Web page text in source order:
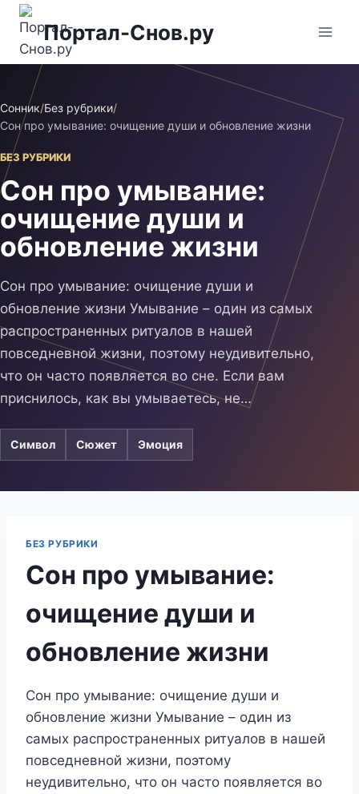
Перейти
содержимому
Портал-Снов.ру
Сонник/Без рубрики/
Сон про умывание: очищение души и обновление жизни
БЕЗ РУБРИКИ
Сон про умывание:
очищение души и
обновление жизни
Сон про умывание: очищение души и
обновление жизни Умывание – один из самых
распространенных ритуалов в нашей
повседневной жизни, поэтому неудивительно,
что он часто появляется во сне. Если вам
приснилось, как вы умываетесь, не…
Символ Сюжет Эмоция
БЕЗ РУБРИКИ
Сон про умывание:
очищение души и
обновление жизни
Сон про умывание: очищение души и
обновление жизни Умывание – один из
самых распространенных ритуалов в нашей
повседневной жизни, поэтому
неудивительно, что он часто появляется во